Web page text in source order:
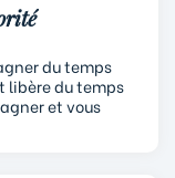
du temps
libère du temps
et vous